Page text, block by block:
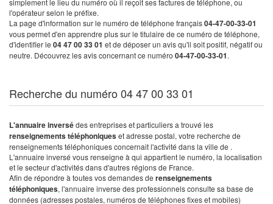
simplement le lieu du numéro où il reçoit ses factures de téléphone, ou
l'opérateur selon le préfixe.
La page d'information sur le numéro de téléphone français04-47-00-33-01
vous permet d'en apprendre plus sur le titulaire de ce numéro de téléphone,
d'identifier le 04 47 00 33 01 et de déposer un avis qu'il soit positif, négatif ou
neutre. Découvrez les avis concernant ce numéro 04-47-00-33-01.
Recherche du numéro 04 47 00 33 01
L'annuaire inversédes entreprises et particuliers a trouvé les
renseignements téléphoniqueset adresse postal, votre recherche de
renseignements téléphoniques concernait l'activité dans la ville de .
L'annuaire inversé vous renseigne à qui appartient le numéro, la localisation
et le secteur d'activités dans d'autres régions de France.
Afin de répondre à toutes vos demandes de renseignements
téléphoniques, l'annuaire inverse des professionnels consulte sa base de
données (adresses postales, numéros de téléphones fixes et mobiles)